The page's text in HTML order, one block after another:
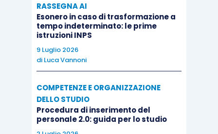
RASSEGNA AI
Esonero in caso di trasformazione a
tempo indeterminato: le prime
istruzioni INPS
9 Luglio 2026
di Luca Vannoni
COMPETENZE E ORGANIZZAZIONE
DELLO STUDIO
Procedura di inserimento del
personale 2.0: guida per lo studio